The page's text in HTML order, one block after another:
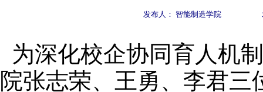
发布人： 智能制造学院
为深化校企协同育人机
院张志荣、王勇、李君三